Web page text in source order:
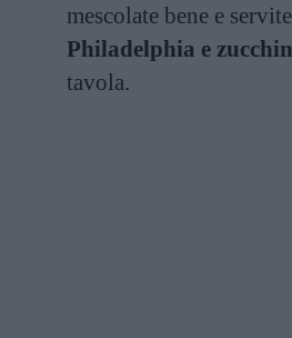
mescolate bene e
Philadelphia e
tavola.